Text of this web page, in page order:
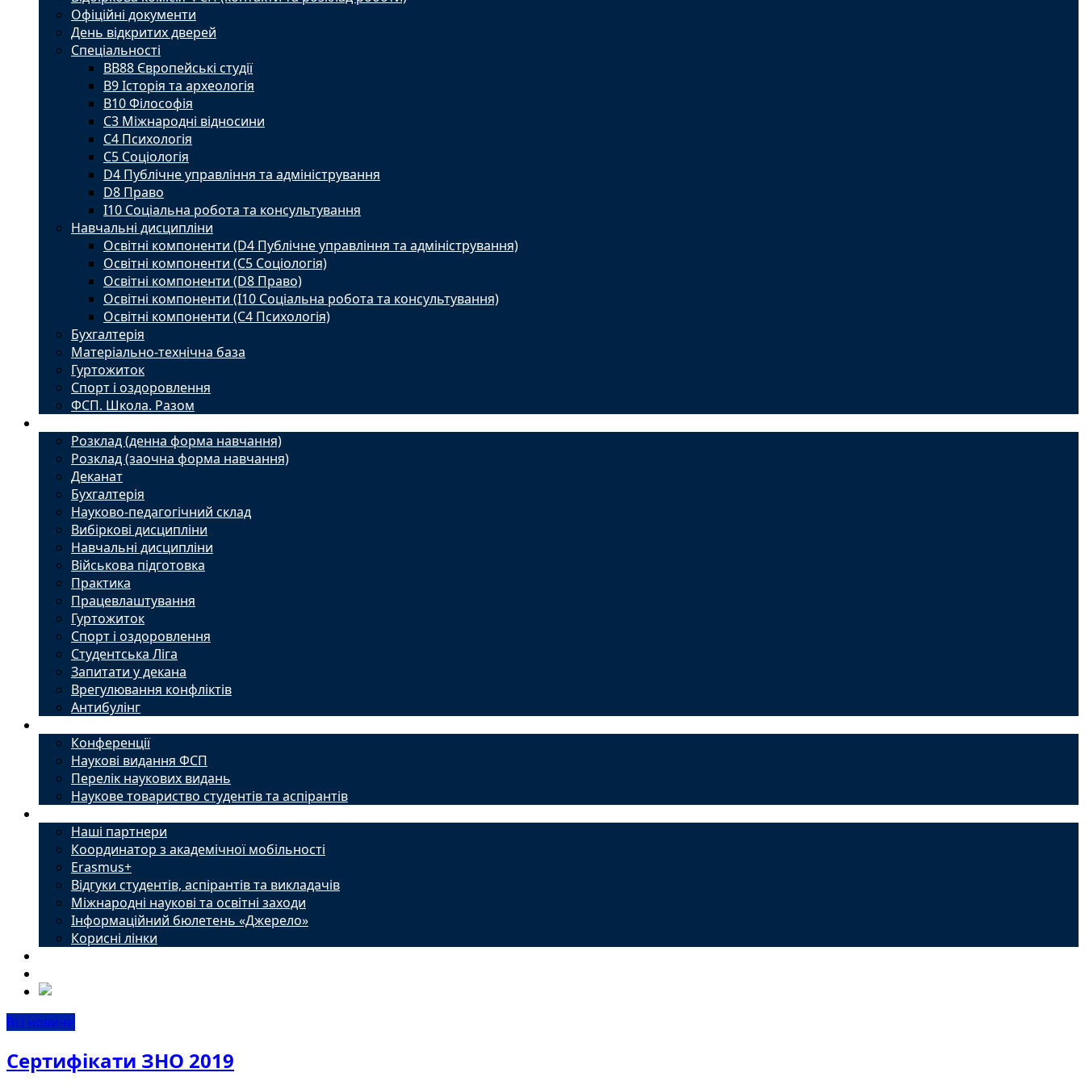
Офіційні документи
День відкритих дверей
Спеціальності
BВ88 Європейські студії
B9 Історія та археологія
B10 Філософія
C3 Міжнародні відносини
C4 Психологія
С5 Соціологія
D4 Публічне управління та адміністрування
D8 Право
I10 Соціальна робота та консультування
Навчальні дисципліни
Освітні компоненти (D4 Публічне управління та адміністрування)
Освітні компоненти (С5 Соціологія)
Освітні компоненти (D8 Право)
Освітні компоненти (I10 Соціальна робота та консультування)
Освітні компоненти (С4 Психологія)
Бухгалтерія
Матеріально-технічна база
Гуртожиток
Спорт і оздоровлення
ФСП. Школа. Разом
Розклад (денна форма навчання)
Розклад (заочна форма навчання)
Деканат
Бухгалтерія
Науково-педагогічний склад
Вибіркові дисципліни
Навчальні дисципліни
Військова підготовка
Практика
Працевлаштування
Гуртожиток
Спорт і оздоровлення
Студентська Ліга
Запитати у декана
Врегулювання конфліктів
Антибулінг
Конференції
Наукові видання ФСП
Перелік наукових видань
Наукове товариство студентів та аспірантів
Наші партнери
Координатор з академічної мобільності
Erasmus+
Відгуки студентів, аспірантів та викладачів
Міжнародні наукові та освітні заходи
Інформаційний бюлетень «Джерело»
Корисні лінки
Всі новини
Сертифікати ЗНО 2019